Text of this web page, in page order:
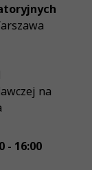
na
- 16:00